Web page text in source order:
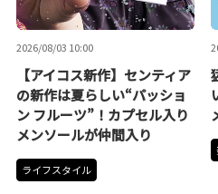
2026/08/03 10:00
【アイコス新作】センティア
の新作は夏らしい“パッショ
ン フルーツ”！カプセル入り
メンソールが仲間入り
ライフスタイル